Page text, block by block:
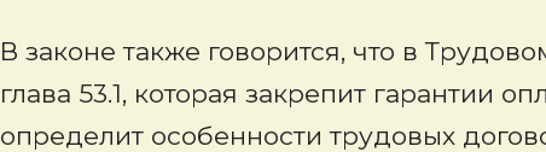
В законе также говорится, что в
глава 53.1, которая закрепит гарантии
определит особенности трудовых